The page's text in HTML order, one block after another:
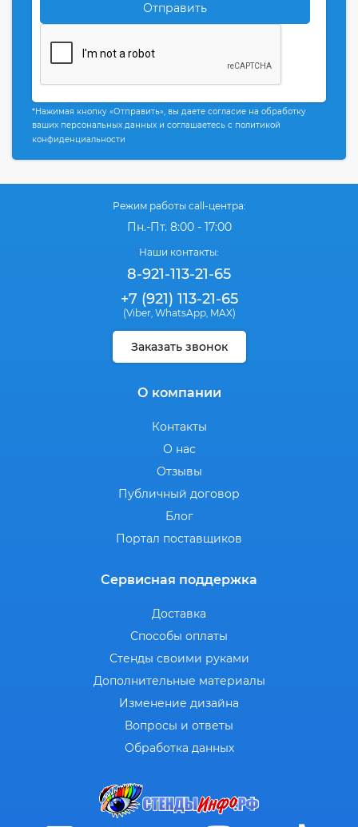
Отправить
*Нажимая кнопку «Отправить», вы даете согласие на обработку
ваших персональных данных и соглашаетесь с политикой
конфиденциальности
Режим работы call-центра:
Пн.-Пт. 8:00 - 17:00
Наши контакты:
8-921-113-21-65
+7 (921) 113-21-65
(Viber, WhatsApp, MAX)
Заказать звонок
О компании
Контакты
О нас
Отзывы
Публичный договор
Блог
Портал поставщиков
Сервисная поддержка
Доставка
Способы оплаты
Стенды своими руками
Дополнительные материалы
Изменение дизайна
Вопросы и ответы
Обработка данных